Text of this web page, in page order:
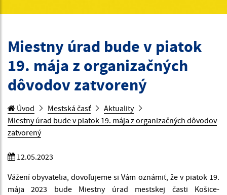
Miestny úrad bude v piatok
19. mája z organizačných
dôvodov zatvorený
Úvod Mestská časť
Aktuality
Miestny úrad bude v piatok 19. mája z organizačných dôvodov
zatvorený
12.05.2023
Vážení obyvatelia, dovoľujeme si Vám oznámiť, že v piatok 19.
mája 2023 bude Miestny úrad mestskej časti Košice-